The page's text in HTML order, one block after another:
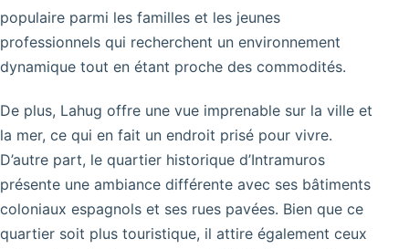
populaire parmi les familles et les jeunes
professionnels qui recherchent un environnement
dynamique tout en étant proche des commodités.
De plus, Lahug offre une vue imprenable sur la ville et
la mer, ce qui en fait un endroit prisé pour vivre.
D’autre part, le quartier historique d’Intramuros
présente une ambiance différente avec ses bâtiments
coloniaux espagnols et ses rues pavées. Bien que ce
quartier soit plus touristique, il attire également ceux